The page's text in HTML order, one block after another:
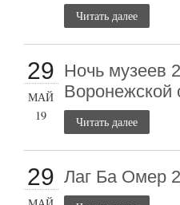
Читать далее
29
МАЙ
19
Ночь музеев
Воронежской
Читать далее
29 Лаг Ба Омер